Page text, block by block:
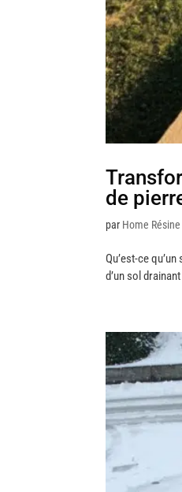
de
par Home Résine
Qu’est-ce
d’un sol